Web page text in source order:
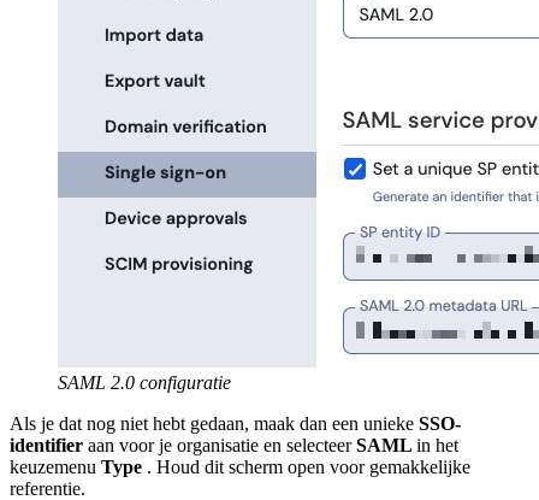
SAML 2.0 configuratie
Als je dat nog niet hebt gedaan, maak dan een unieke SSO-
identifier aan voor je organisatie en selecteerSAML in het
keuzemenu Type . Houd dit scherm open voor gemakkelijke
referentie.